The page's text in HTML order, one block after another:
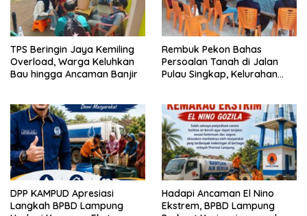
TPS Beringin Jaya Kemiling
Overload, Warga Keluhkan
Bau hingga Ancaman Banjir
Rembuk Pekon Bahas
Persoalan Tanah di Jalan
Pulau Singkap, Kelurahan
DPP KAMPUD Apresiasi
Langkah BPBD Lampung
Hadapi Ancaman El Nino
Ekstrem, BPBD Lampung